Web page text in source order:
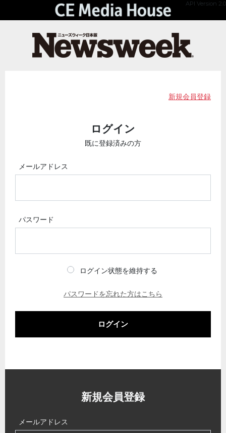
API Version 2.0
新規会員登録
ログイン
既に登録済みの方
メールアドレス
パスワード
ログイン状態を維持する
パスワードを忘れた方はこちら
ログイン
新規会員登録
メールアドレス